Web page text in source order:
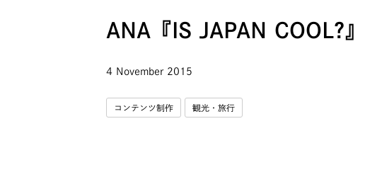
ANA『IS JAPAN COOL?』
4 November 2015
コンテンツ制作 観光・旅行